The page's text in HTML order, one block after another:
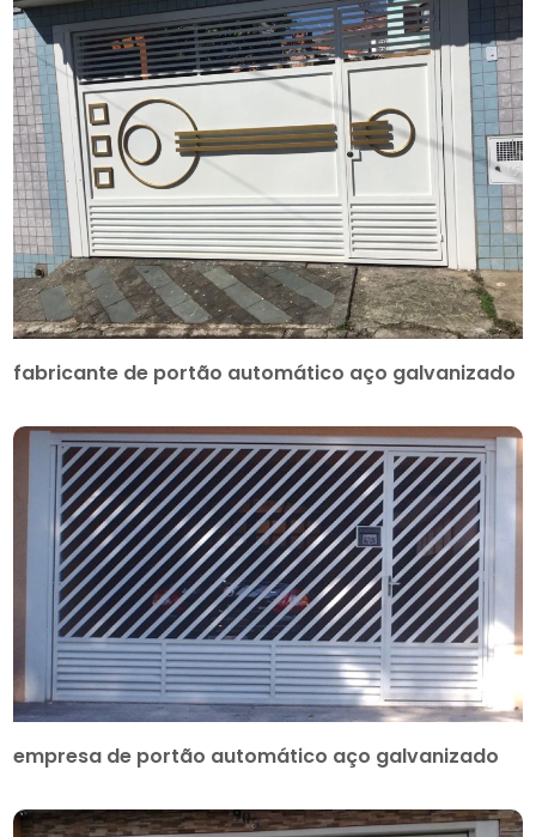
fabricante de portão automático aço galvanizado
empresa de portão automático aço galvanizado